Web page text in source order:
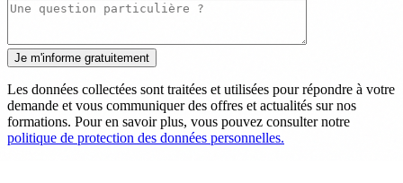
Les données collectées sont traitées et utilisées pour répondre à votre
demande et vous communiquer des offres et actualités sur nos
formations. Pour en savoir plus, vous pouvez consulter notre
politique de protection des données personnelles.